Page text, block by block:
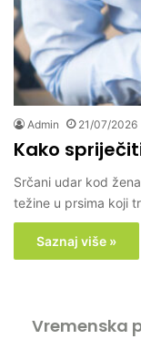
Admin 21/07/2026
Kako
Srčani udar kod
težine u prsima koji
Saznaj više »
Vremenska